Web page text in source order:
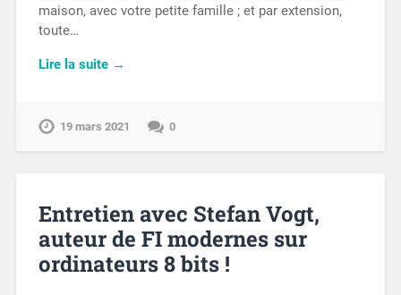
maison, avec votre petite famille ; et par extension,
toute…
Lire la suite →
19 mars 2021 0
Entretien avec Stefan Vogt,
auteur de FI modernes sur
ordinateurs 8 bits !